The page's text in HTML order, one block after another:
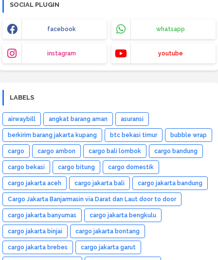
SOCIAL PLUGIN
facebook whatsapp
instagram youtube
LABELS
airwaybill angkat barang aman asuransi
berkirim barang jakarta kupang btc bekasi timur bubble wrap
cargo cargo ambon cargo bali lombok cargo bandung
cargo bekasi cargo bitung cargo domestik
cargo jakarta aceh cargo jakarta bali cargo jakarta bandung
Cargo Jakarta Banjarmasin via Darat dan Laut door to door
cargo jakarta banyumas cargo jakarta bengkulu
cargo jakarta binjai cargo jakarta bontang
cargo jakarta brebes cargo jakarta garut